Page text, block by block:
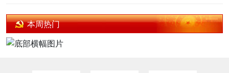
本周热门